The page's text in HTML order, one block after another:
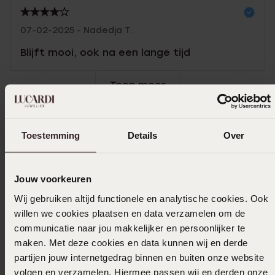
Toestemming Details Over
Jouw voorkeuren
Wij gebruiken altijd functionele en analytische cookies. Ook
willen we cookies plaatsen en data verzamelen om de
communicatie naar jou makkelijker en persoonlijker te
maken. Met deze cookies en data kunnen wij en derde
partijen jouw internetgedrag binnen en buiten onze website
volgen en verzamelen. Hiermee passen wij en derden onze
07-02-2025 - Nadedja T.
Blijft mooi, ook na een lange tijd
Toon meer
Ook leuk voor jou